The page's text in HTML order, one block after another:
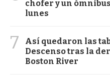
chofer y un
lunes
7
Así quedaron las
Descenso tras la
Boston River